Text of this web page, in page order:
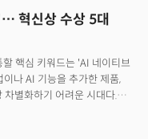
혁신상 수상 5대
핵심 키워드는 'AI 네이티브
나 AI 기능을 추가한 제품,
별화하기 어려운 시대다.
준도 빠르게 바뀌고 있다.